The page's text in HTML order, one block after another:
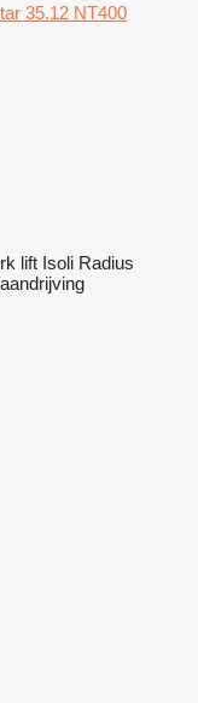
35.12 NT400
lift Isoli Radius